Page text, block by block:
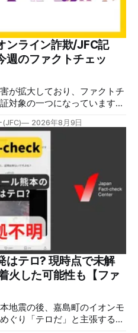
ンライン詐欺/JFC記
週のファクトチェッ
が拡大しており、ファクトチ
対象の一つになっています。
が複数確認されています。
ー（JFC）がこの1週間に出
ディアも含めて、ファクトチ
とめました。同じ内容をニュ
録はこちら。 今週のお
JFC）は、ファクトチェック
する講師養成講座を月に1度
インで90分間。修了者には認
用可能な教材を提供します。
後4時~5時30分で、お申し込
23日（日）開催分日本ファ
よる講師養成講座です。 講
(JFC) 2026年8月9日
はテロ? 現時点で未解
火した可能性も【ファ
地震の後、嘉島町のイオンモ
ぐり「テロだ」と主張する投